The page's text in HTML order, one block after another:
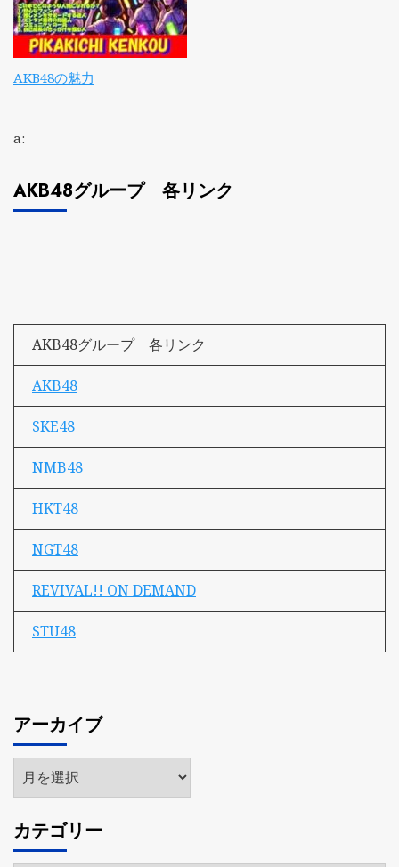
AKB48の魅力
a:
AKB48グループ 各リンク
AKB48グループ 各リンク
AKB48
SKE48
NMB48
HKT48
NGT48
REVIVAL!! ON DEMAND
STU48
アーカイブ
ア
ー
イ
ブ
カテゴリー